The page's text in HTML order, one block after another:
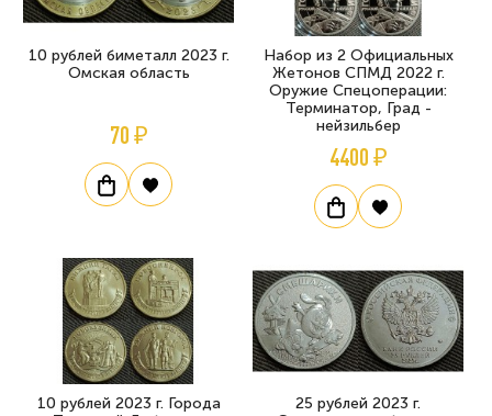
10 рублей биметалл 2023 г.
Омская область
70 ₽
Набор из 2 Официальных
Жетонов СПМД 2022 г.
Оружие Спецоперации:
Терминатор, Град -
нейзильбер
4400 ₽
10 рублей 2023 г. Города
25 рублей 2023 г.